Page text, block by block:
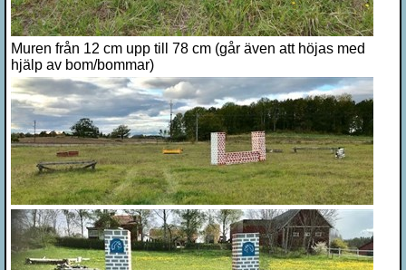
Muren från 12 cm upp till 78 cm (går även att höjas med
hjälp av bom/bommar)